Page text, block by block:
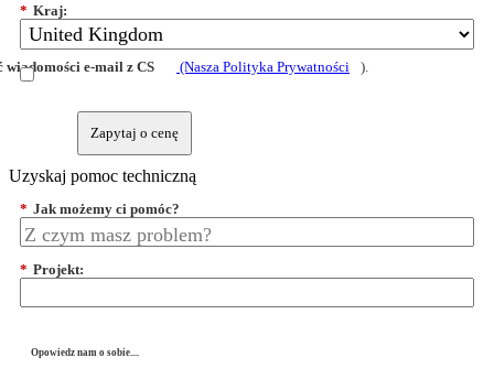
* Kraj:
e-mail z CS (Nasza Polityka Prywatności ).
Zapytaj o cenę
Uzyskaj pomoc techniczną
* Jak możemy ci pomóc?
* Projekt:
Opowiedz nam o sobie....